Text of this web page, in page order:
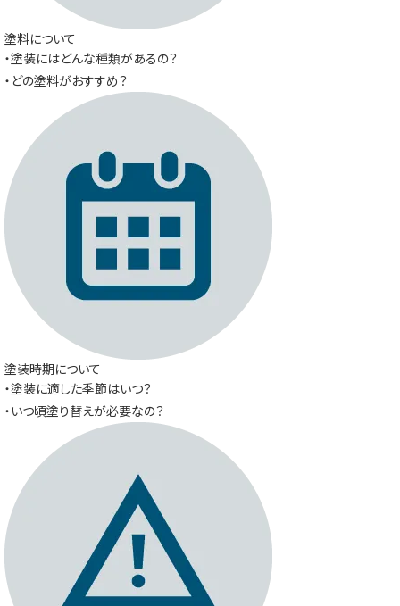
塗料について
・塗装にはどんな種類があるの？
・どの塗料がおすすめ？
塗装時期について
・塗装に適した季節はいつ？
・いつ頃塗り替えが必要なの？